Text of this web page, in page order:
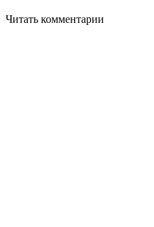
Читать комментарии